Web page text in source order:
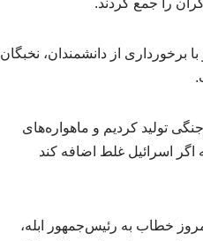
برخورداری از دانشمندان، نخبگان
تولید کردیم و ماهواره‌های
اگر اسرائیل غلط اضافه کند
خطاب به رئیس‌جمهور ابله،